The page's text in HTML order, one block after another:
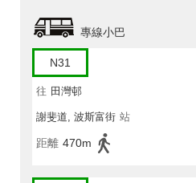
專線小巴
N31
往 田灣邨
謝斐道, 波斯富街 站
距離 470m